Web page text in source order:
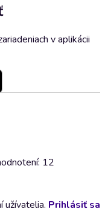
v aplikácii
12
užívatelia. Prihlásiť sa